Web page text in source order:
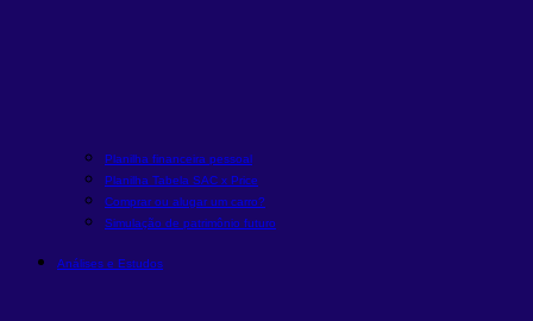
Planilha financeira pessoal
Planilha Tabela SAC x Price
Comprar ou alugar um carro?
Simulação de patrimônio futuro
Análises e Estudos